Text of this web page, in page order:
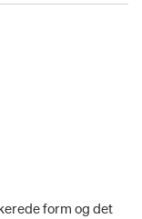
form og det